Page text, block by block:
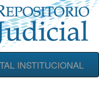
INSTITUCIONAL